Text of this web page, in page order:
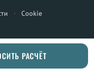
· Cookie
РАСЧЁТ